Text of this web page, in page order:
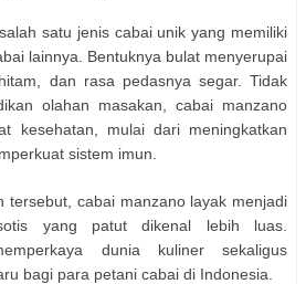
satu jenis cabai unik yang memiliki
lainnya. Bentuknya bulat menyerupai
dan rasa pedasnya segar. Tidak
olahan masakan, cabai manzano
kesehatan, mulai dari meningkatkan
sistem imun.
tersebut, cabai manzano layak menjadi
yang patut dikenal lebih luas.
dunia kuliner sekaligus
bagi para petani cabai di Indonesia.